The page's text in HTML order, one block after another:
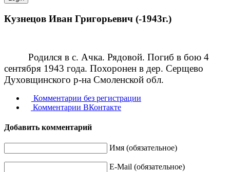
Кузнецов Иван Григорьевич (-1943г.)
Родился в с. Ачка. Рядовой. Погиб в бою 4
сентября 1943 года. Похоронен в дер. Серщево
Духовщинского р-на Смоленской обл.
Комментарии без регистрации
Комментарии ВКонтакте
Добавить комментарий
Имя (обязательное)
E-Mail (обязательное)